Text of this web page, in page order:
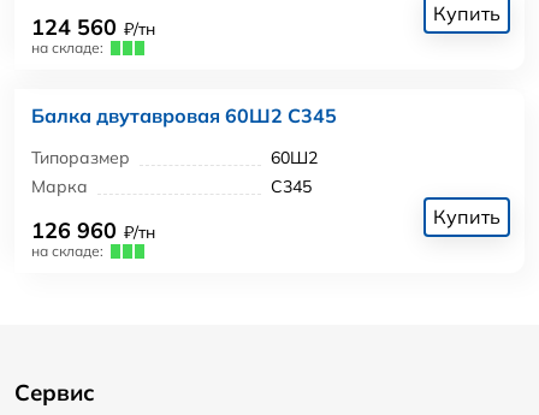
124 560 ₽/тн
на складе:
Купить
Балка двутавровая 60Ш2 С345
Типоразмер
60Ш2
Марка
С345
126 960 ₽/тн
на складе:
Купить
Сервис